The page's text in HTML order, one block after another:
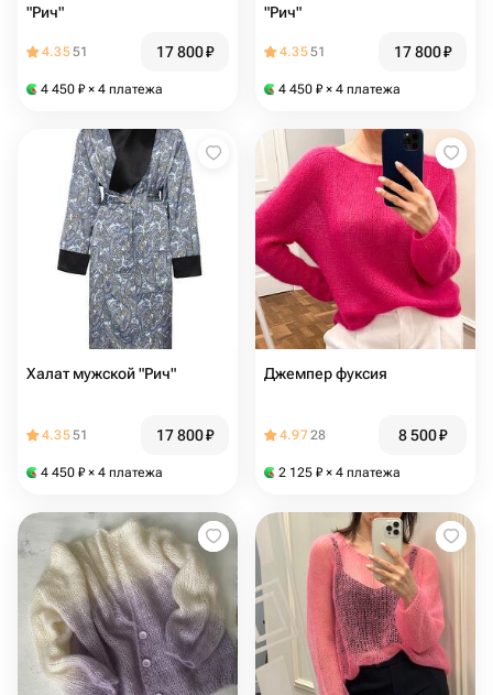
"Рич"
4.3551 17 800₽
4 450 ₽ × 4 платежа
"Рич"
4.3551 17 800₽
4 450 ₽ × 4 платежа
Халат мужской "Рич"
4.3551 17 800₽
4 450 ₽ × 4 платежа
Джемпер фуксия
4.9728 8 500₽
2 125 ₽ × 4 платежа